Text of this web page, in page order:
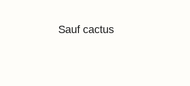
Sauf cactus